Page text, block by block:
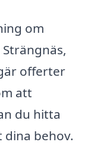
om
offerter
att
du hitta
behov.